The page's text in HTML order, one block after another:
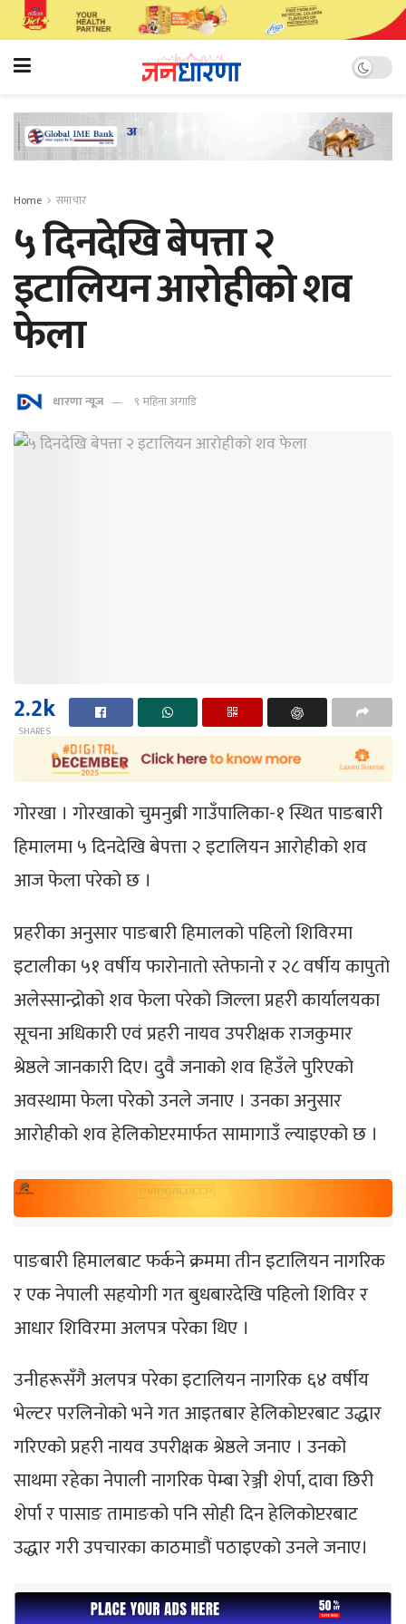
Home समाचार
५ दिनदेखि बेपत्ता २
इटालियन आरोहीको शव
फेला
धारणा न्यूज ९ महिना अगाडि
2.2k
SHARES
गोरखा । गोरखाको चुमनुब्री गाउँपालिका-१ स्थित पाङबारी
हिमालमा ५ दिनदेखि बेपत्ता २ इटालियन आरोहीको शव
आज फेला परेको छ ।
प्रहरीका अनुसार पाङबारी हिमालको पहिलो शिविरमा
इटालीका ५१ वर्षीय फारोनातो स्तेफानो र २८ वर्षीय कापुतो
अलेस्सान्द्रोको शव फेला परेको जिल्ला प्रहरी कार्यालयका
सूचना अधिकारी एवं प्रहरी नायव उपरीक्षक राजकुमार
श्रेष्ठले जानकारी दिए। दुवै जनाको शव हिउँले पुरिएको
अवस्थामा फेला परेको उनले जनाए । उनका अनुसार
आरोहीको शव हेलिकोप्टरमार्फत सामागाउँ ल्याइएको छ ।
पाङबारी हिमालबाट फर्कने क्रममा तीन इटालियन नागरिक
र एक नेपाली सहयोगी गत बुधबारदेखि पहिलो शिविर र
आधार शिविरमा अलपत्र परेका थिए ।
उनीहरूसँगै अलपत्र परेका इटालियन नागरिक ६४ वर्षीय
भेल्टर परलिनोको भने गत आइतबार हेलिकोप्टरबाट उद्धार
गरिएको प्रहरी नायव उपरीक्षक श्रेष्ठले जनाए । उनको
साथमा रहेका नेपाली नागरिक पेम्बा रेञ्जी शेर्पा, दावा छिरी
शेर्पा र पासाङ तामाङको पनि सोही दिन हेलिकोप्टरबाट
उद्धार गरी उपचारका काठमाडौं पठाइएको उनले जनाए।